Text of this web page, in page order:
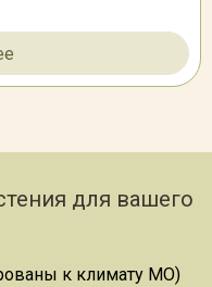
для вашего
к климату МО)